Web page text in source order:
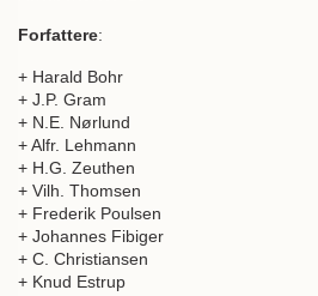
Forfattere:
+ Harald Bohr
+ J.P. Gram
+ N.E. Nørlund
+ Alfr. Lehmann
+ H.G. Zeuthen
+ Vilh. Thomsen
+ Frederik Poulsen
+ Johannes Fibiger
+ C. Christiansen
+ Knud Estrup